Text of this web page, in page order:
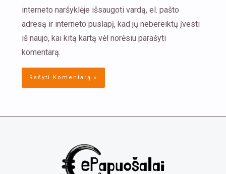
interneto naršyklėje išsaugoti vardą, el. pašto
adresą ir interneto puslapį, kad jų nebereiktų įvesti
iš naujo, kai kitą kartą vėl norėsiu parašyti
komentarą.